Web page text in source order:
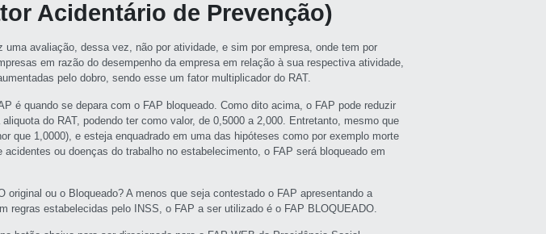
Acidentário de Prevenção)
avaliação, dessa vez, não por atividade, e sim por empresa, onde tem por
em razão do desempenho da empresa em relação à sua respectiva atividade,
pelo dobro, sendo esse um fator multiplicador do RAT.
é quando se depara com o FAP bloqueado. Como dito acima, o FAP pode reduzir
do RAT, podendo ter como valor, de 0,5000 a 2,000. Entretanto, mesmo que
que 1,0000), e esteja enquadrado em uma das hipóteses como por exemplo morte
ou doenças do trabalho no estabelecimento, o FAP será bloqueado em
original ou o Bloqueado? A menos que seja contestado o FAP apresentando a
regras estabelecidas pelo INSS, o FAP a ser utilizado é o FAP BLOQUEADO.